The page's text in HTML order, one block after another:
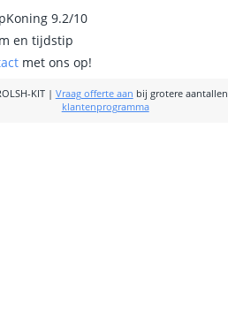
9.2/10
en tijdstip
met ons op!
KIT| Vraag offerte aan bij grotere aantallen
klantenprogramma